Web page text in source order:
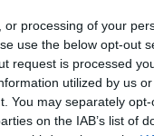
processing of your
use the below opt-out
request is processed
utilized by us
You may separately
on the IAB’s list of
Τραμπ.
καθώς και
αεροδρομίου.